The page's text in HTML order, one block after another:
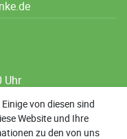
Uhr
Uhr
von diesen sind
Website und Ihre
zu den von uns